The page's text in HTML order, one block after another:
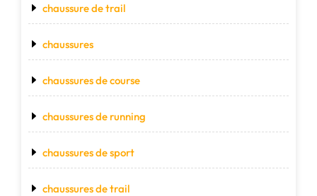
chaussure de trail
chaussures
chaussures de course
chaussures de running
chaussures de sport
chaussures de trail